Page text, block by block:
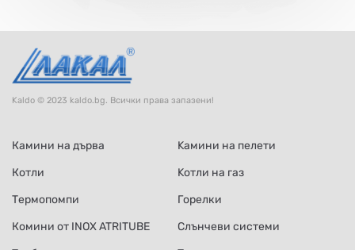
Kaldo © 2023 kaldo.bg. Всички права запазени!
Камини на дърва
Kамини на пелети
Котли
Kотли на газ
Термопомпи
Горелки
Комини от INOX ATRITUBE
Слънчеви системи